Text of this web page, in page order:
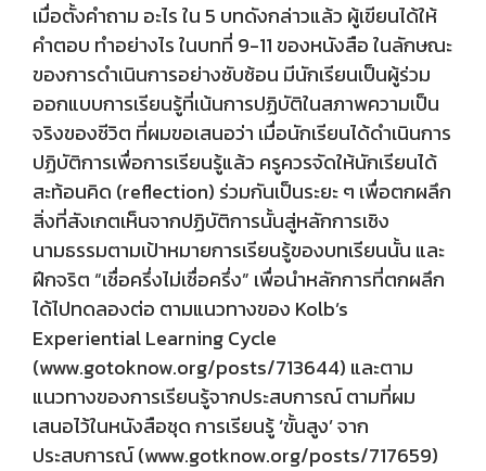
เมื่อตั้งคำถาม อะไร ใน 5 บทดังกล่าวแล้ว ผู้เขียนได้ให้
คำตอบ ทำอย่างไร ในบทที่ 9-11 ของหนังสือ ในลักษณะ
ของการดำเนินการอย่างซับซ้อน มีนักเรียนเป็นผู้ร่วม
ออกแบบการเรียนรู้ที่เน้นการปฏิบัติในสภาพความเป็น
จริงของชีวิต ที่ผมขอเสนอว่า เมื่อนักเรียนได้ดำเนินการ
ปฏิบัติการเพื่อการเรียนรู้แล้ว ครูควรจัดให้นักเรียนได้
สะท้อนคิด (reflection) ร่วมกันเป็นระยะ ๆ เพื่อตกผลึก
สิ่งที่สังเกตเห็นจากปฏิบัติการนั้นสู่หลักการเชิง
นามธรรมตามเป้าหมายการเรียนรู้ของบทเรียนนั้น และ
ฝึกจริต “เชื่อครึ่งไม่เชื่อครึ่ง” เพื่อนำหลักการที่ตกผลึก
ได้ไปทดลองต่อ ตามแนวทางของ Kolb’s
Experiential Learning Cycle
(www.gotoknow.org/posts/713644) และตาม
แนวทางของการเรียนรู้จากประสบการณ์ ตามที่ผม
เสนอไว้ในหนังสือชุด การเรียนรู้ ‘ขั้นสูง’ จาก
ประสบการณ์ (www.gotknow.org/posts/717659)